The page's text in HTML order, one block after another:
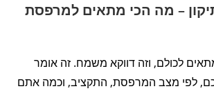
– מה הכי מתאים למרפסת
לכולם, וזה דווקא משמח. זה אומר
לפי מצב המרפסת, התקציב, וכמה אתם